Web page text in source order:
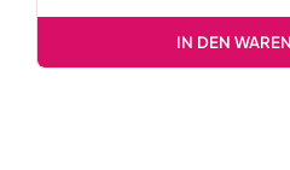
IN DEN